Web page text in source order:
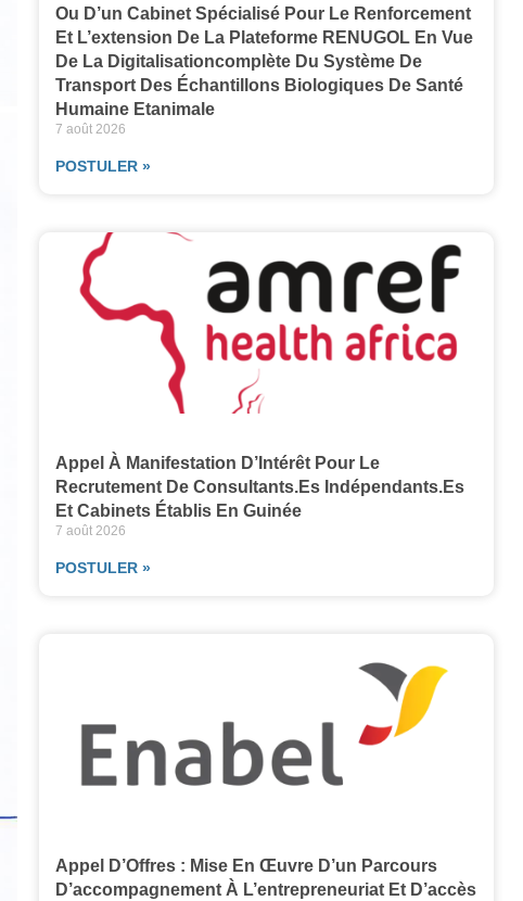
Ou D’un Cabinet Spécialisé Pour Le Renforcement
Et L’extension De La Plateforme RENUGOL En Vue
De La Digitalisationcomplète Du Système De
Transport Des Échantillons Biologiques De Santé
Humaine Etanimale
7 août 2026
POSTULER »
Appel À Manifestation D’Intérêt Pour Le
Recrutement De Consultants.es Indépendants.es
Et Cabinets Établis En Guinée
7 août 2026
POSTULER »
Appel D’Offres : Mise En Œuvre D’un Parcours
D’accompagnement À L’entrepreneuriat Et D’accès